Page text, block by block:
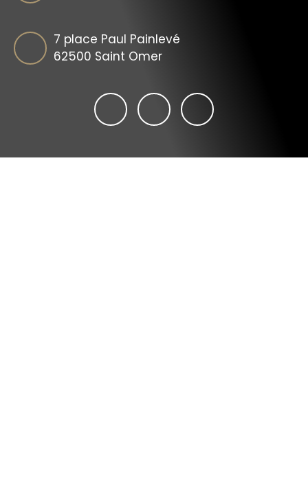
7 place Paul Painlevé
62500 Saint Omer